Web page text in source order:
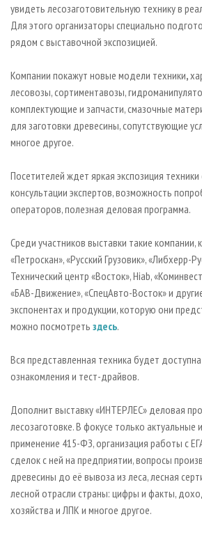
увидеть лесозаготовительную технику в
Для этого организаторы специально
рядом с выставочной экспозицией.
Компании покажут новые модели техники,
лесовозы, сортиментавозы,
комплектующие и запчасти, смазочные
для заготовки древесины, сопутствующие
многое другое.
Посетителей ждет яркая экспозиция техники
консультации экспертов, возможность
операторов, полезная деловая программа.
Среди участников выставки такие компании,
«Петроскан», «Русский Грузовик», «Либхерр-
Технический центр «Восток», Hiab,
«БАВ-Движение», «СпецАвто-Восток» и
экспонентах и продукции, которую они
можно посмотреть здесь.
Вся представленная техника будет
ознакомления и тест-драйвов.
Дополнит выставку «ИНТЕРЛЕС» деловая
лесозаготовке. В фокусе только актуальные
применение 415-ФЗ, организация работы с
сделок с ней на предприятии, вопросы
древесины до её вывоза из леса, лесная
лесной отрасли страны: цифры и факты,
хозяйства и ЛПК и многое другое.